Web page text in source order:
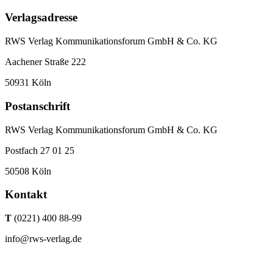
Verlagsadresse
RWS Verlag Kommunikationsforum GmbH & Co. KG
Aachener Straße 222
50931 Köln
Postanschrift
RWS Verlag Kommunikationsforum GmbH & Co. KG
Postfach 27 01 25
50508 Köln
Kontakt
T (0221) 400 88-99
info@rws-verlag.de